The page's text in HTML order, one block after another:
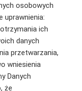
osobowych
uprawnienia:
ich
danych
przetwarzania,
wniesienia
Danych
że